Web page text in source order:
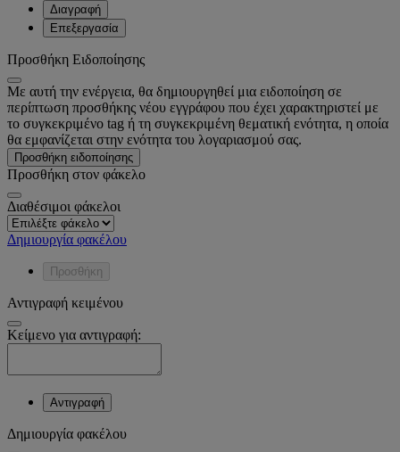
Διαγραφή
Επεξεργασία
Προσθήκη Ειδοποίησης
Με αυτή την ενέργεια, θα δημιουργηθεί μια ειδοποίηση σε
περίπτωση προσθήκης νέου εγγράφου που έχει χαρακτηριστεί με
το συγκεκριμένο tag ή τη συγκεκριμένη θεματική ενότητα, η οποία
θα εμφανίζεται στην ενότητα του λογαριασμού σας.
Προσθήκη ειδοποίησης
Προσθήκη στον φάκελο
Διαθέσιμοι φάκελοι
Δημιουργία φακέλου
Προσθήκη
Αντιγραφή κειμένου
Κείμενο για αντιγραφή:
Αντιγραφή
Δημιουργία φακέλου